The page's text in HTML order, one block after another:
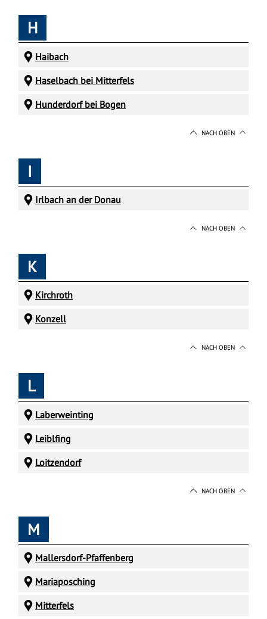
H
Haibach
Haselbach bei Mitterfels
Hunderdorf bei Bogen
NACH OBEN
I
Irlbach an der Donau
NACH OBEN
K
Kirchroth
Konzell
NACH OBEN
L
Laberweinting
Leiblfing
Loitzendorf
NACH OBEN
M
Mallersdorf-Pfaffenberg
Mariaposching
Mitterfels